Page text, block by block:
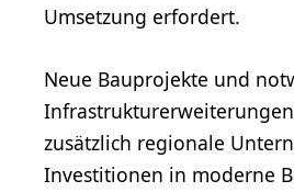
Umsetzung erfordert.
Neue Bauprojekte und
zusätzlich regionale
Investitionen in moderne